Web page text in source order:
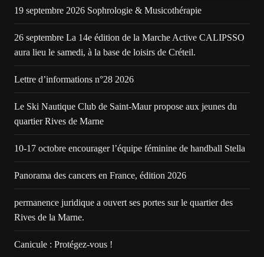
19 septembre 2026 Sophrologie & Musicothérapie
26 septembre La 14e édition de la Marche Active CALIPSSO
aura lieu le samedi, à la base de loisirs de Créteil.
Lettre d’informations n°28 2026
Le Ski Nautique Club de Saint-Maur propose aux jeunes du
quartier Rives de Marne
10-17 octobre encourager l’équipe féminine de handball Stella
Panorama des cancers en France, édition 2026
permanence juridique a ouvert ses portes sur le quartier des
Rives de la Marne.
Canicule : Protégez-vous !